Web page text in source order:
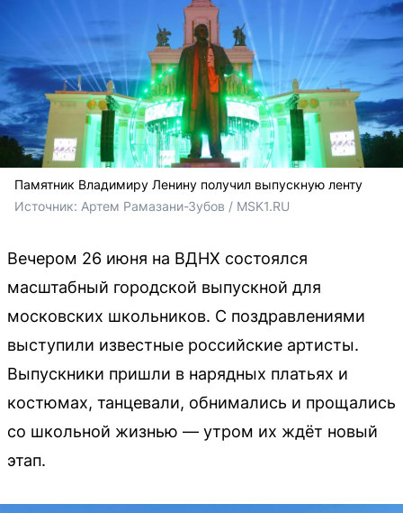
Памятник Владимиру Ленину получил выпускную ленту
Источник: Артем Рамазани-Зубов / MSK1.RU
Вечером 26 июня на ВДНХ состоялся
масштабный городской выпускной для
московских школьников. С поздравлениями
выступили известные российские артисты.
Выпускники пришли в нарядных платьях и
костюмах, танцевали, обнимались и прощались
со школьной жизнью — утром их ждёт новый
этап.